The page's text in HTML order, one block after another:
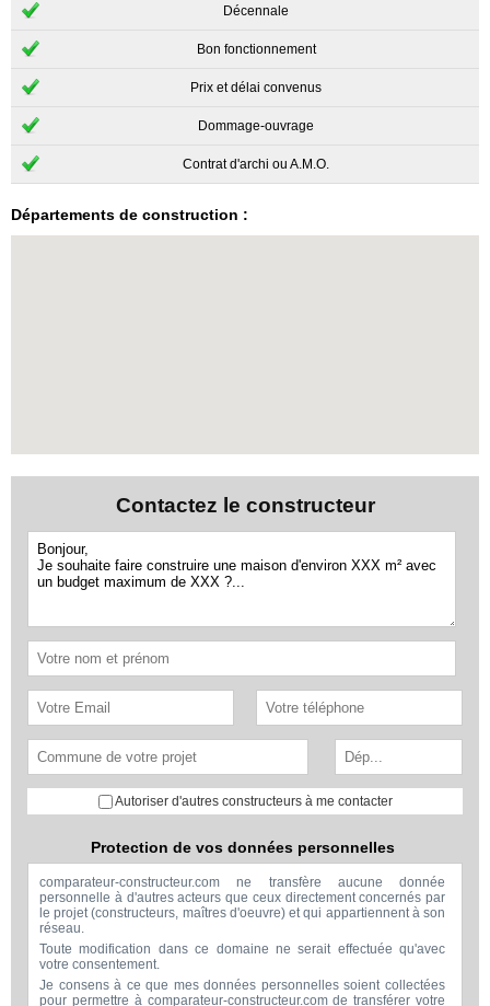
Décennale
Bon fonctionnement
Prix et délai convenus
Dommage-ouvrage
Contrat d'archi ou A.M.O.
Départements de construction :
Contactez le constructeur
Autoriser d'autres constructeurs à me contacter
Protection de vos données personnelles
comparateur-constructeur.com ne transfère aucune donnée
personnelle à d'autres acteurs que ceux directement concernés par
le projet (constructeurs, maîtres d'oeuvre) et qui appartiennent à son
réseau.
Toute modification dans ce domaine ne serait effectuée qu'avec
votre consentement.
Je consens à ce que mes données personnelles soient collectées
pour permettre à comparateur-constructeur.com de transférer votre